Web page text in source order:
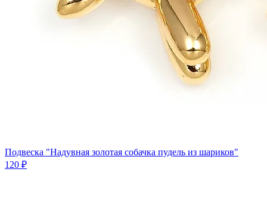
Подвеска "Надувная золотая собачка пудель из шариков"
120 ₽